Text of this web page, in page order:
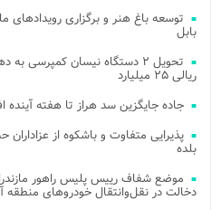
بابل
تحویل ۲ دستگاه نیسان کمپرسی
ریالی ۲۵ میلیارد
جاده جایگزین سد هراز تا هفته آینده
بلده
موضع شفاف رییس پلیس راهور
دخالت در نقل‌وانتقال خودروهای منطقه